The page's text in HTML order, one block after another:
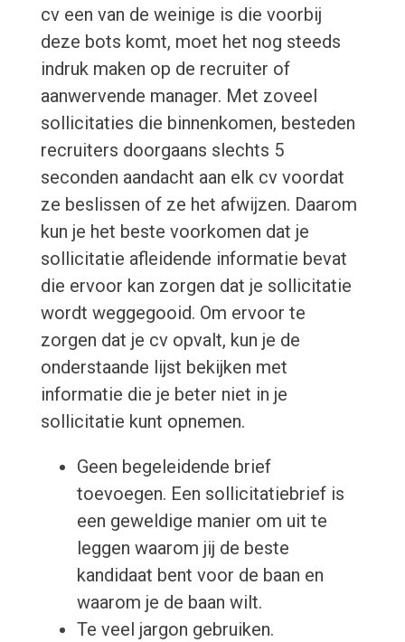
cv een van de weinige is die voorbij
deze bots komt, moet het nog steeds
indruk maken op de recruiter of
aanwervende manager. Met zoveel
sollicitaties die binnenkomen, besteden
recruiters doorgaans slechts 5
seconden aandacht aan elk cv voordat
ze beslissen of ze het afwijzen. Daarom
kun je het beste voorkomen dat je
sollicitatie afleidende informatie bevat
die ervoor kan zorgen dat je sollicitatie
wordt weggegooid. Om ervoor te
zorgen dat je cv opvalt, kun je de
onderstaande lijst bekijken met
informatie die je beter niet in je
sollicitatie kunt opnemen.
Geen begeleidende brief
toevoegen. Een sollicitatiebrief is
een geweldige manier om uit te
leggen waarom jij de beste
kandidaat bent voor de baan en
waarom je de baan wilt.
Te veel jargon gebruiken.